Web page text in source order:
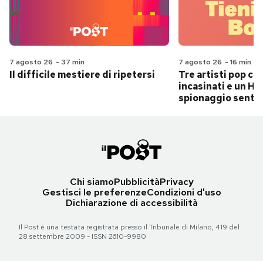
7 agosto 26 - 37 min
Il difficile mestiere di ripetersi
7 agosto 26 - 16 min
Tre artisti pop
incasinati e un
spionaggio
Chi siamoPubblicitàPrivacy
Gestisci le preferenzeCondizioni d'uso
Dichiarazione di accessibilità
Il Post è una testata registrata presso il Tribunale di Milano, 419 del
28 settembre 2009 - ISSN 2610-9980